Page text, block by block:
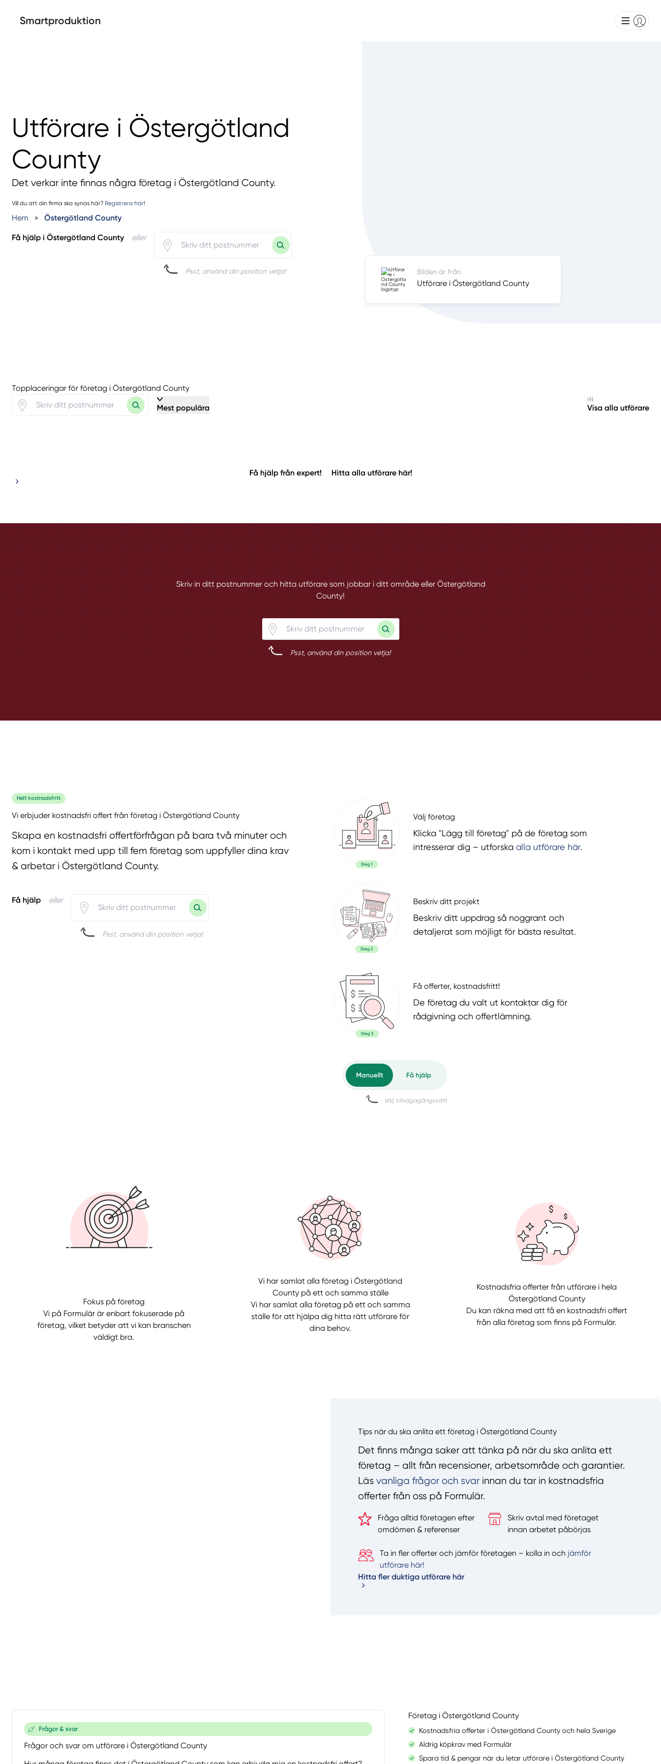
Smartproduktion
Utförare i Östergötland
County
Det verkar inte finnas några företag i Östergötland County.
Vill du att din firma ska synas här? Registrera här!
Hem » Östergötland County
Få hjälp i Östergötland County eller
Psst, använd din position vetja! Bilden är från
Utförare i Östergötland County
Topplaceringar för företag i Östergötland County
Mest populära Visa alla utförare
Få hjälp från expert! Hitta alla utförare här!
Skriv in ditt postnummer och hitta utförare som jobbar i ditt område eller Östergötland
County!
Psst, använd din position vetja!
Helt kostnadsfritt
Vi erbjuder kostnadsfri offert från företag i Östergötland County
Skapa en kostnadsfri offertförfrågan på bara två minuter och
kom i kontakt med upp till fem företag som uppfyller dina krav
& arbetar i Östergötland County.
Få hjälp eller
Psst, använd din position vetja!
Välj företag
Klicka "Lägg till företag" på de företag som
intresserar dig – utforska alla utförare här.
Beskriv ditt projekt
Beskriv ditt uppdrag så noggrant och
detaljerat som möjligt för bästa resultat.
Få offerter, kostnadsfritt!
De företag du valt ut kontaktar dig för
rådgivning och offertlämning.
Välj tillvägagångssätt
Fokus på företag
Vi på Formulär är enbart fokuserade på
företag, vilket betyder att vi kan branschen
väldigt bra.
Vi har samlat alla företag i Östergötland
County på ett och samma ställe
Vi har samlat alla företag på ett och samma
ställe för att hjälpa dig hitta rätt utförare för
dina behov.
Kostnadsfria offerter från utförare i hela
Östergötland County
Du kan räkna med att få en kostnadsfri offert
från alla företag som finns på Formulär.
Tips när du ska anlita ett företag i Östergötland County
Det finns många saker att tänka på när du ska anlita ett
företag – allt från recensioner, arbetsområde och garantier.
Läs vanliga frågor och svar innan du tar in kostnadsfria
offerter från oss på Formulär.
Fråga alltid företagen efter
omdömen & referenser
Skriv avtal med företaget
innan arbetet påbörjas
Ta in fler offerter och jämför företagen – kolla in och jämför
utförare här!
Hitta fler duktiga utförare här
Frågor & svar
Frågor och svar om utförare i Östergötland County
Företag i Östergötland County
Kostnadsfria offerter i Östergötland County och hela Sverige
Aldrig köpkrav med Formulär
Spara tid & pengar när du letar utförare i Östergötland County